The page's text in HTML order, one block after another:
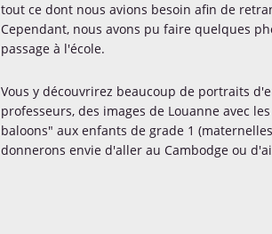
tout ce dont nous avions besoin afin de
Cependant, nous avons pu faire quelques
passage à l'école.
Vous y découvrirez beaucoup de portraits
professeurs, des images de Louanne avec
baloons" aux enfants de grade 1
donnerons envie d'aller au Cambodge ou